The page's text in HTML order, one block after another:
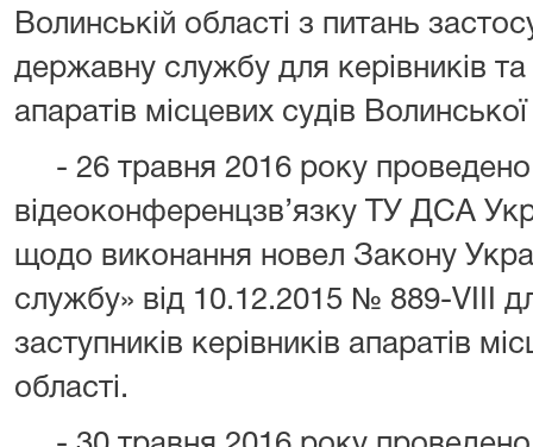
Волинській області з питань
державну службу для керівників та
апаратів місцевих судів Волинської
- 26 травня 2016 року
відеоконференцзв’язку ТУ ДСА
щодо виконання новел Закону
службу» від 10.12.2015 № 889-VIII
заступників керівників апаратів
області.